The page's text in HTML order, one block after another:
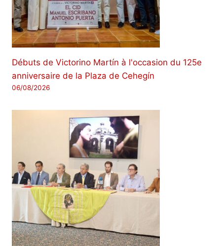
Débuts de Victorino Martín à l'occasion du 125e
anniversaire de la Plaza de Cehegín
06/08/2026